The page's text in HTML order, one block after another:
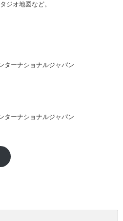
ジオ地図など。
ターナショナルジャパン
ターナショナルジャパン